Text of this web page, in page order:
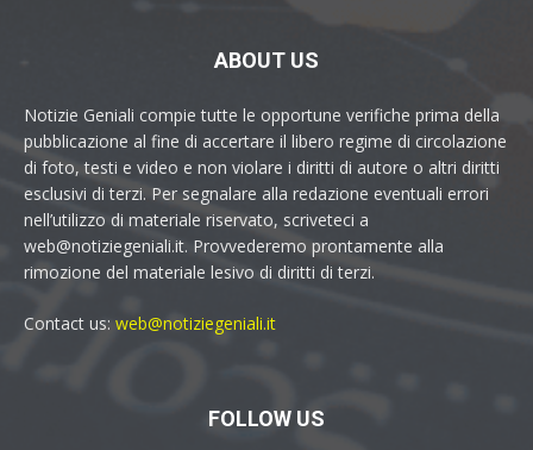
ABOUT US
Notizie Geniali compie tutte le opportune verifiche prima della
pubblicazione al fine di accertare il libero regime di circolazione
di foto, testi e video e non violare i diritti di autore o altri diritti
esclusivi di terzi. Per segnalare alla redazione eventuali errori
nell’utilizzo di materiale riservato, scriveteci a
web@notiziegeniali.it. Provvederemo prontamente alla
rimozione del materiale lesivo di diritti di terzi.
Contact us: web@notiziegeniali.it
FOLLOW US